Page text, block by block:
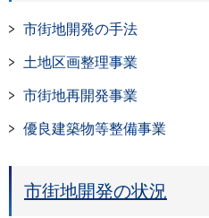
市街地開発の手法
土地区画整理事業
市街地再開発事業
優良建築物等整備事業
市街地開発の状況